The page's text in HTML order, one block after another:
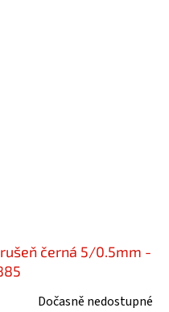
černá 5/0.5mm -
Dočasně nedostupné